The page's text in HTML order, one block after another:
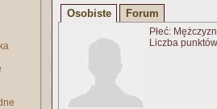
Osobiste
Forum
Płeć:
Liczba